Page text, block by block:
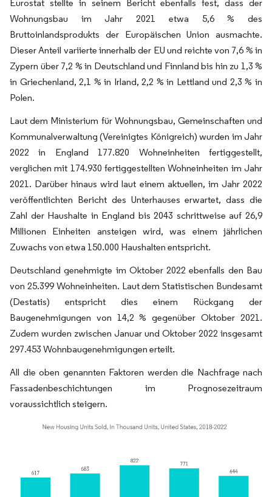
Eurostat stellte in seinem Bericht ebenfalls fest, dass der
Wohnungsbau im Jahr 2021 etwa 5,6 % des
Bruttoinlandsprodukts der Europäischen Union ausmachte.
Dieser Anteil variierte innerhalb der EU und reichte von 7,6 % in
Zypern über 7,2 % in Deutschland und Finnland bis hin zu 1,3 %
in Griechenland, 2,1 % in Irland, 2,2 % in Lettland und 2,3 % in
Polen.
Laut dem Ministerium für Wohnungsbau, Gemeinschaften und
Kommunalverwaltung (Vereinigtes Königreich) wurden im Jahr
2022 in England 177.820 Wohneinheiten fertiggestellt,
verglichen mit 174.930 fertiggestellten Wohneinheiten im Jahr
2021. Darüber hinaus wird laut einem aktuellen, im Jahr 2022
veröffentlichten Bericht des Unterhauses erwartet, dass die
Zahl der Haushalte in England bis 2043 schrittweise auf 26,9
Millionen Einheiten ansteigen wird, was einem jährlichen
Zuwachs von etwa 150.000 Haushalten entspricht.
Deutschland genehmigte im Oktober 2022 ebenfalls den Bau
von 25.399 Wohneinheiten. Laut dem Statistischen Bundesamt
(Destatis) entspricht dies einem Rückgang der
Baugenehmigungen von 14,2 % gegenüber Oktober 2021.
Zudem wurden zwischen Januar und Oktober 2022 insgesamt
297.453 Wohnbaugenehmigungen erteilt.
All die oben genannten Faktoren werden die Nachfrage nach
Fassadenbeschichtungen im Prognosezeitraum
voraussichtlich steigern.